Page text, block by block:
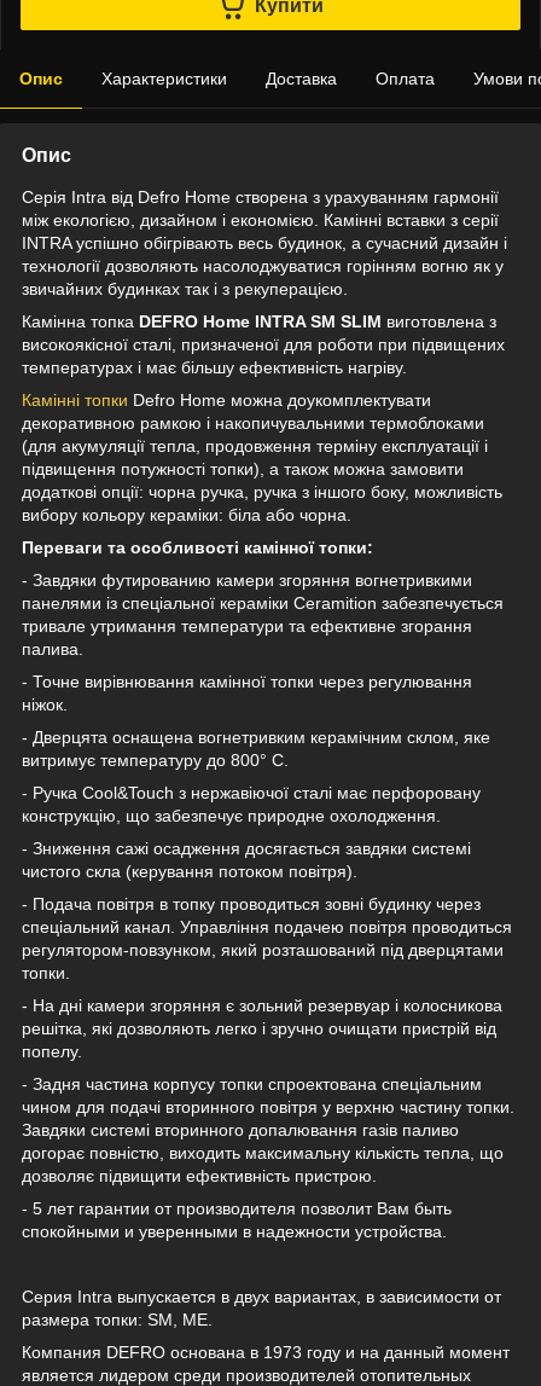
Купити
Опис Характеристики Доставка Оплата Умови
Опис
Серія Intra від Defro Home створена з урахуванням гармонії
між екологією, дизайном і економією. Камінні вставки з серії
INTRA успішно обігрівають весь будинок, а сучасний дизайн і
технології дозволяють насолоджуватися горінням вогню як у
звичайних будинках так і з рекуперацією.
Камінна топка DEFRO Home INTRA SM SLIM виготовлена з
високоякісної сталі, призначеної для роботи при підвищених
температурах і має більшу ефективність нагріву.
Камінні топки Defro Home можна доукомплектувати
декоративною рамкою і накопичувальними термоблоками
(для акумуляції тепла, продовження терміну експлуатації і
підвищення потужності топки), а також можна замовити
додаткові опції: чорна ручка, ручка з іншого боку, можливість
вибору кольору кераміки: біла або чорна.
Переваги та особливості камінної топки:
- Завдяки футированию камери згоряння вогнетривкими
панелями із спеціальної кераміки Ceramition забезпечується
тривале утримання температури та ефективне згорання
палива.
- Точне вирівнювання камінної топки через регулювання
ніжок.
- Дверцята оснащена вогнетривким керамічним склом, яке
витримує температуру до 800° C.
- Ручка Cool&Touch з нержавіючої сталі має перфоровану
конструкцію, що забезпечує природне охолодження.
- Зниження сажі осадження досягається завдяки системі
чистого скла (керування потоком повітря).
- Подача повітря в топку проводиться зовні будинку через
спеціальний канал. Управління подачею повітря проводиться
регулятором-повзунком, який розташований під дверцятами
топки.
- На дні камери згоряння є зольний резервуар і колосникова
решітка, які дозволяють легко і зручно очищати пристрій від
попелу.
- Задня частина корпусу топки спроектована спеціальним
чином для подачі вторинного повітря у верхню частину топки.
Завдяки системі вторинного допалювання газів паливо
догорає повністю, виходить максимальну кількість тепла, що
дозволяє підвищити ефективність пристрою.
- 5 лет гарантии от производителя позволит Вам быть
спокойными и уверенными в надежности устройства.
Серия Intra выпускается в двух вариантах, в зависимости от
размера топки: SM, ME.
Компания DEFRO основана в 1973 году и на данный момент
является лидером среди производителей отопительных